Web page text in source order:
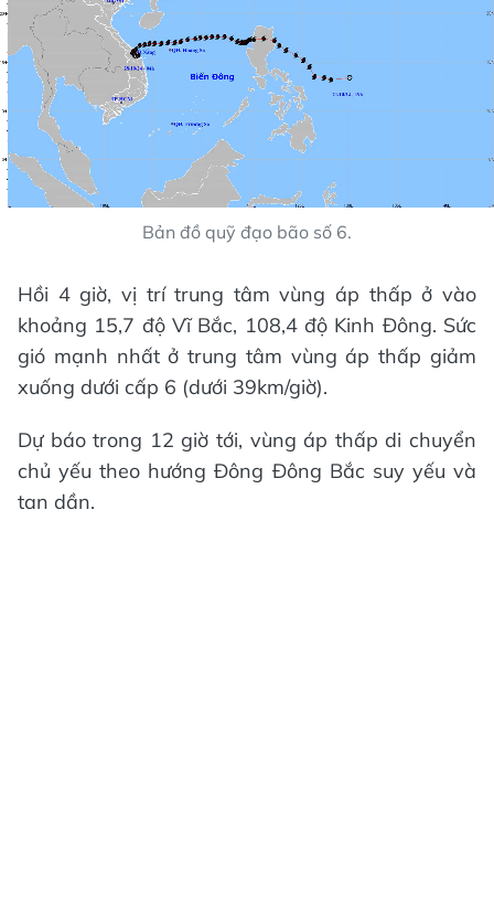
Bản đồ quỹ đạo bão số 6.
Hồi 4 giờ, vị trí trung tâm vùng áp thấp ở vào
khoảng 15,7 độ Vĩ Bắc, 108,4 độ Kinh Đông. Sức
gió mạnh nhất ở trung tâm vùng áp thấp giảm
xuống dưới cấp 6 (dưới 39km/giờ).
Dự báo trong 12 giờ tới, vùng áp thấp di chuyển
chủ yếu theo hướng Đông Đông Bắc suy yếu và
tan dần.